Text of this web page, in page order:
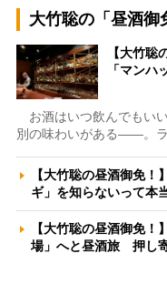
大竹聡の「昼酒御
【大竹聡
「マン
お酒はいつ飲んでもい
別の味わいがある――。
【大竹聡の昼酒御免
ギ」を知らないって
【大竹聡の昼酒御免
場」へと昼酒旅 押し